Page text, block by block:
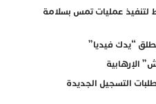
عمليات تمس بسلامة
“يدك فيديا”
الإرهابية
التسجيل الجديدة